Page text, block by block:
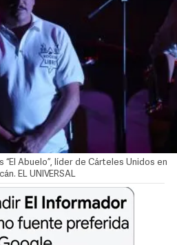
“El Abuelo”, líder de Cárteles Unidos en
EL UNIVERSAL